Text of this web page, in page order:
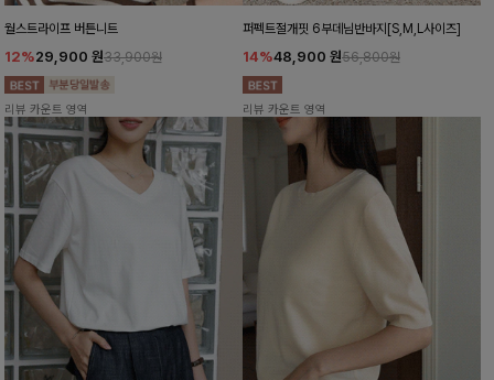
월스트라이프 버튼니트
12%29,900 원33,900원
리뷰 카운트 영역
퍼펙트절개핏 6부데님반바지[S,M,L사이즈]
14%48,900 원56,800원
리뷰 카운트 영역